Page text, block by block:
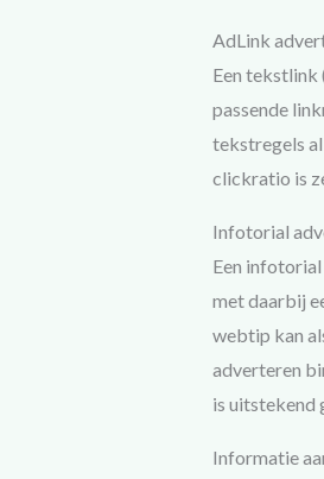
AdLink
Een tekstlink
passende
tekstregels
clickratio is
Infotorial
Een
met daarbij
webtip kan
adverteren
is uitstekend
Informatie